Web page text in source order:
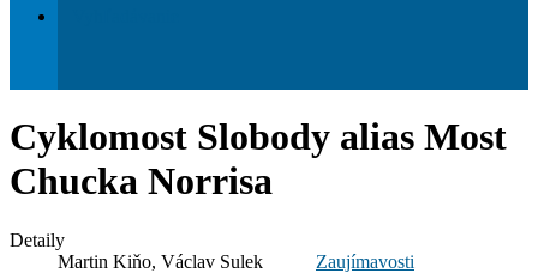
Cyklomost Slobody alias Most
Chucka Norrisa
Detaily
Martin Kiňo, Václav Sulek
Zaujímavosti